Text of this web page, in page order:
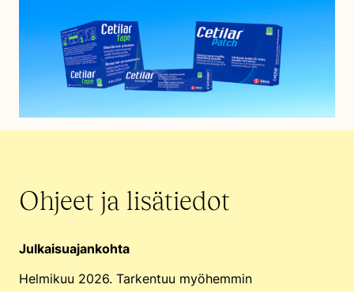
Ohjeet ja lisätiedot
Julkaisuajankohta
Helmikuu 2026. Tarkentuu myöhemmin